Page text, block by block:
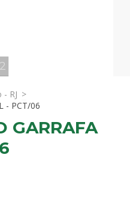
2
- RJ >
- PCT/06
GARRAFA